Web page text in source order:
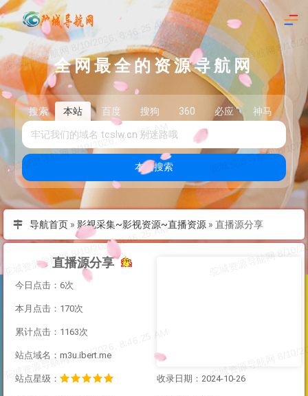
全网最全的资源导航网
搜索 本站 百度 搜狗 360 必应 神马 头
本站搜索
导航首页 » 影视采集~影视资源~直播资源 » 直播源分享
直播源分享
今日点击：6次
本月点击：170次
累计点击：1163次
站点域名：m3u.ibert.me
站点星级： 收录日期：2024-10-26